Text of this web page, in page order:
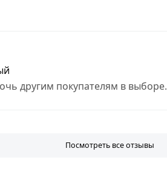
другим покупателям в выборе.
Посмотреть все отзывы